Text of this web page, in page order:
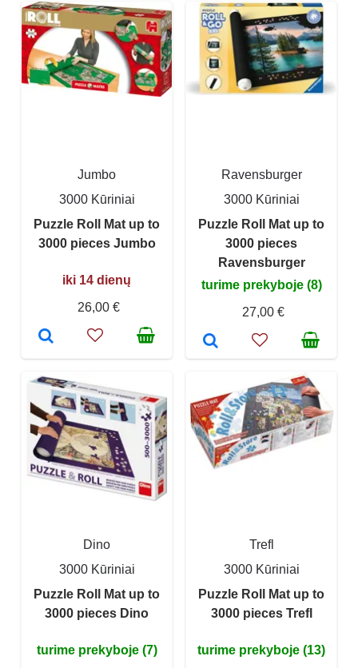
Jumbo
3000 Kūriniai
Puzzle Roll Mat up to
3000 pieces Jumbo
iki 14 dienų
26,00 €
Ravensburger
3000 Kūriniai
Puzzle Roll Mat up to
3000 pieces
Ravensburger
turime prekyboje (8)
27,00 €
Dino
3000 Kūriniai
Puzzle Roll Mat up to
3000 pieces Dino
turime prekyboje (7)
Trefl
3000 Kūriniai
Puzzle Roll Mat up to
3000 pieces Trefl
turime prekyboje (13)